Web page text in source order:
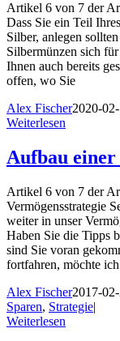
Artikel 6 von 7 der
Dass Sie ein Teil
Silber, anlegen
Silbermünzen sich
Ihnen auch bereits
offen, wo Sie
Alex Fischer2020-
Weiterlesen
Aufbau
Artikel 6 von 7 der
Vermögensstrategie
weiter in unser
Haben Sie die Tipps
sind Sie voran
fortfahren, möchte
Alex Fischer2017-
Sparen, Strategie|
Weiterlesen